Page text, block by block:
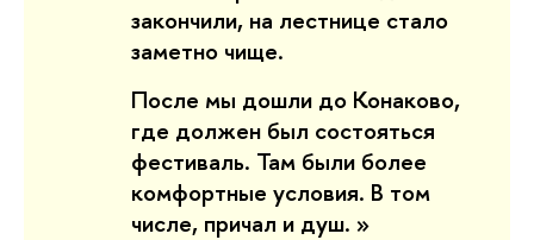
закончили, на лестнице стало
заметно чище.
После мы дошли до Конаково,
где должен был состояться
фестиваль. Там были более
комфортные условия. В том
числе, причал и душ. »